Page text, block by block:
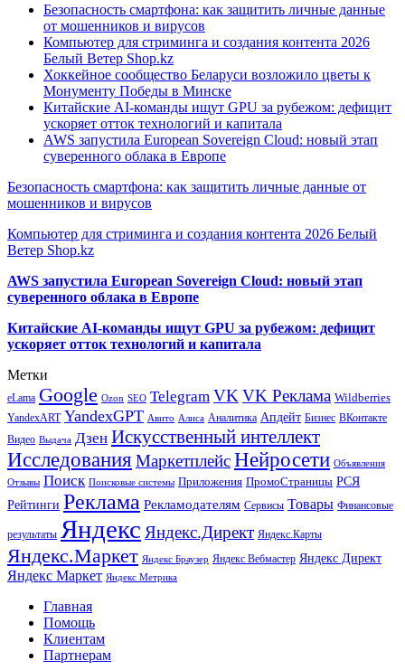
Безопасность смартфона: как защитить личные данные
от мошенников и вирусов
Компьютер для стриминга и создания контента 2026
Белый Ветер Shop.kz
Хоккейное сообщество Беларуси возложило цветы к
Монументу Победы в Минске
Китайские AI-команды ищут GPU за рубежом: дефицит
ускоряет отток технологий и капитала
AWS запустила European Sovereign Cloud: новый этап
суверенного облака в Европе
Безопасность смартфона: как защитить личные данные от
мошенников и вирусов
Компьютер для стриминга и создания контента 2026 Белый
Ветер Shop.kz
AWS запустила European Sovereign Cloud: новый этап
суверенного облака в Европе
Китайские AI-команды ищут GPU за рубежом: дефицит
ускоряет отток технологий и капитала
Метки
eLama Google Ozon SEO Telegram VK VK Реклама Wildberries
YandexART YandexGPT Авито Алиса Аналитика Апдейт Бизнес ВКонтакте
Видео Выдача Дзен Искусственный интеллект
Исследования МаркетплейсНейросети Объявления
Отзывы Поиск Поисковые системы Приложения ПромоСтраницы РСЯ
Рейтинги Реклама Рекламодателям Сервисы Товары Финансовые
результаты Яндекс Яндекс.Директ Яндекс.Карты
Яндекс.Маркет Яндекс Браузер Яндекс Вебмастер Яндекс Директ
Яндекс Маркет Яндекс Метрика
Главная
Помощь
Клиентам
Партнерам